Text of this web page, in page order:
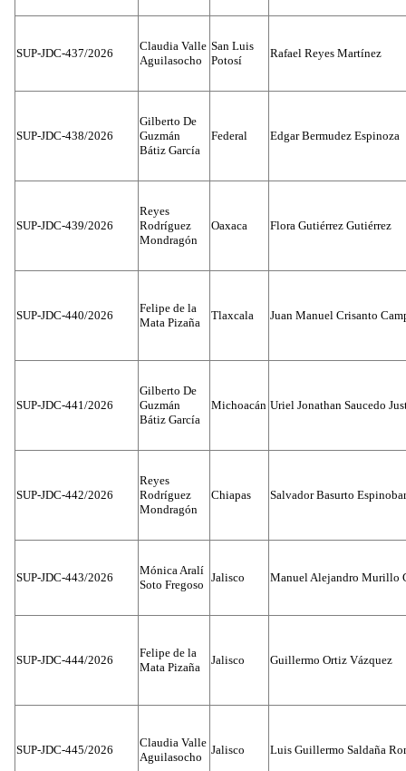
SUP-JDC-437/2026
Claudia Valle
Aguilasocho
San Luis
Potosí
Rafael Reyes Martínez
SUP-JDC-438/2026
Gilberto De
Guzmán
Bátiz García
Federal Edgar Bermudez Espinoza
SUP-JDC-439/2026
Reyes
Rodríguez
Mondragón
Oaxaca Flora Gutiérrez Gutiérrez
SUP-JDC-440/2026
Felipe de la
Mata Pizaña
Tlaxcala Juan Manuel Crisanto
SUP-JDC-441/2026
Gilberto De
Guzmán
Bátiz García
Michoacán Uriel Jonathan Saucedo
SUP-JDC-442/2026
Reyes
Rodríguez
Mondragón
Chiapas Salvador Basurto
SUP-JDC-443/2026
Mónica Aralí
Soto Fregoso
Jalisco Manuel Alejandro Murillo
SUP-JDC-444/2026
Felipe de la
Mata Pizaña
Jalisco Guillermo Ortiz Vázquez
SUP-JDC-445/2026
Claudia Valle
Aguilasocho
Jalisco Luis Guillermo Saldaña